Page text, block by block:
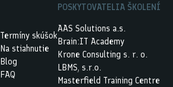
Termíny skúšok
Na stiahnutie
Blog
FAQ
POSKYTOVATELIA ŠKOLENÍ
AAS Solutions a.s.
Brain:IT Academy
Krone Consulting s. r. o.
LBMS, s.r.o.
Masterfield Training Centre